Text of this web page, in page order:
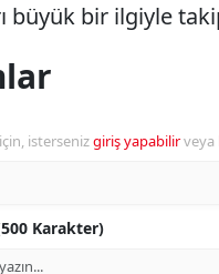
büyük bir ilgiyle
istersenizgiriş yapabilirveya
Karakter)